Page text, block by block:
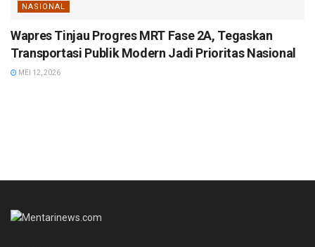
NASIONAL
Wapres Tinjau Progres MRT Fase 2A, Tegaskan
Transportasi Publik Modern Jadi Prioritas Nasional
MEI 12, 2026